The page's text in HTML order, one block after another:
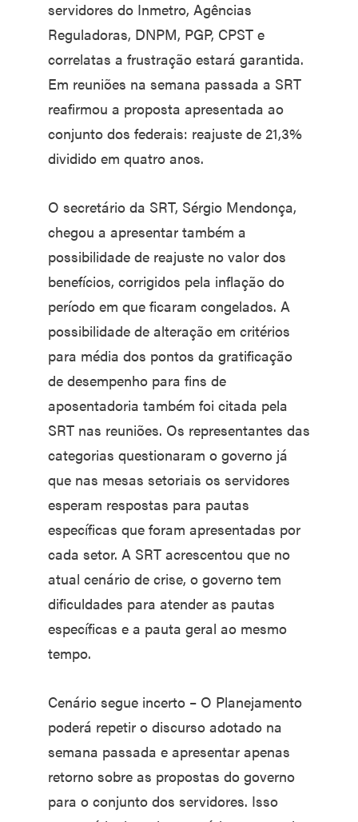
servidores do Inmetro, Agências
Reguladoras, DNPM, PGP, CPST e
correlatas a frustração estará garantida.
Em reuniões na semana passada a SRT
reafirmou a proposta apresentada ao
conjunto dos federais: reajuste de 21,3%
dividido em quatro anos.
O secretário da SRT, Sérgio Mendonça,
chegou a apresentar também a
possibilidade de reajuste no valor dos
benefícios, corrigidos pela inflação do
período em que ficaram congelados. A
possibilidade de alteração em critérios
para média dos pontos da gratificação
de desempenho para fins de
aposentadoria também foi citada pela
SRT nas reuniões. Os representantes das
categorias questionaram o governo já
que nas mesas setoriais os servidores
esperam respostas para pautas
específicas que foram apresentadas por
cada setor. A SRT acrescentou que no
atual cenário de crise, o governo tem
dificuldades para atender as pautas
específicas e a pauta geral ao mesmo
tempo.
Cenário segue incerto – O Planejamento
poderá repetir o discurso adotado na
semana passada e apresentar apenas
retorno sobre as propostas do governo
para o conjunto dos servidores. Isso